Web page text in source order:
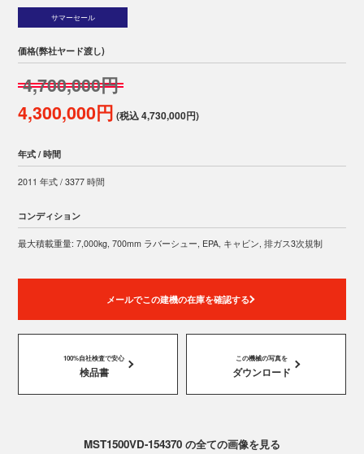
サマーセール
価格(弊社ヤード渡し)
4,700,000円
4,300,000円 (税込 4,730,000円)
年式 / 時間
2011 年式 / 3377 時間
コンディション
最大積載重量: 7,000kg, 700mm ラバーシュー, EPA, キャビン, 排ガス3次規制
メールでこの建機の在庫を確認する
100%自社検査で安心
検品書
この機械の写真を
ダウンロード
MST1500VD-154370 の全ての画像を見る